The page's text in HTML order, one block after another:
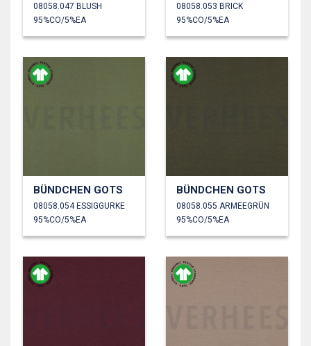
08058.047 BLUSH
95%CO/5%EA
08058.053 BRICK
95%CO/5%EA
BÜNDCHEN GOTS
08058.054 ESSIGGURKE
95%CO/5%EA
BÜNDCHEN GOTS
08058.055 ARMEEGRÜN
95%CO/5%EA